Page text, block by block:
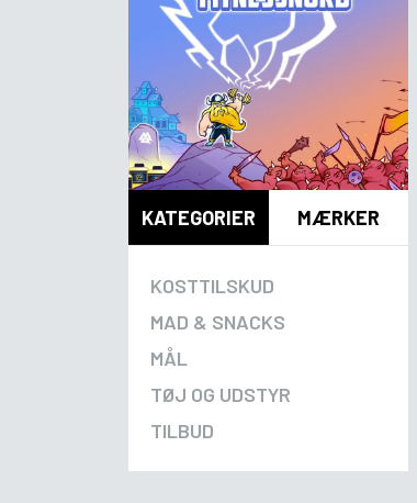
KATEGORIER MÆRKER
KOSTTILSKUD
MAD & SNACKS
MÅL
TØJ OG UDSTYR
TILBUD